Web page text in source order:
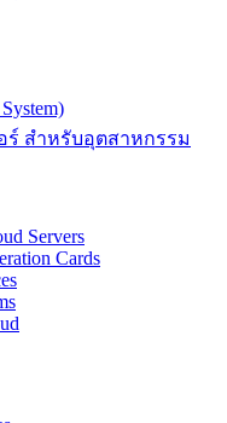
สำหรับอุตสาหกรรม
Servers
Cards